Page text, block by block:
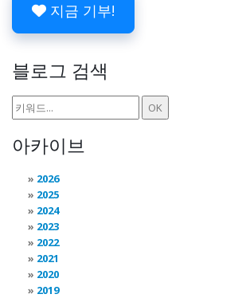
지금 기부!
블로그 검색
아카이브
2026
2025
2024
2023
2022
2021
2020
2019